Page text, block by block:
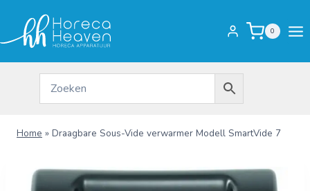
inhoud
0
Home » Draagbare Sous-Vide verwarmer Modell SmartVide 7